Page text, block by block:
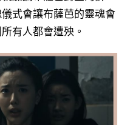
式會讓布薩芭的靈魂會
有人都會遭殃。